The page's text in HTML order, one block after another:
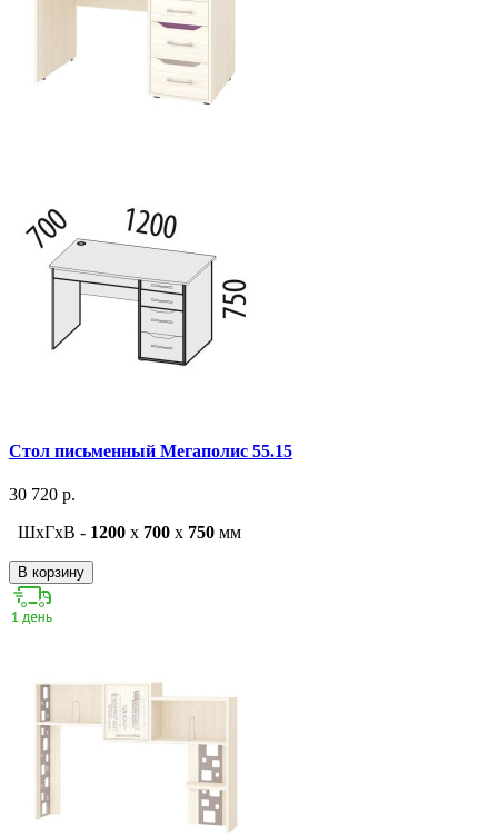
Стол письменный Мегаполис 55.15
30 720 р.
ШxГxВ - 1200 x 700 x 750 мм
В корзину